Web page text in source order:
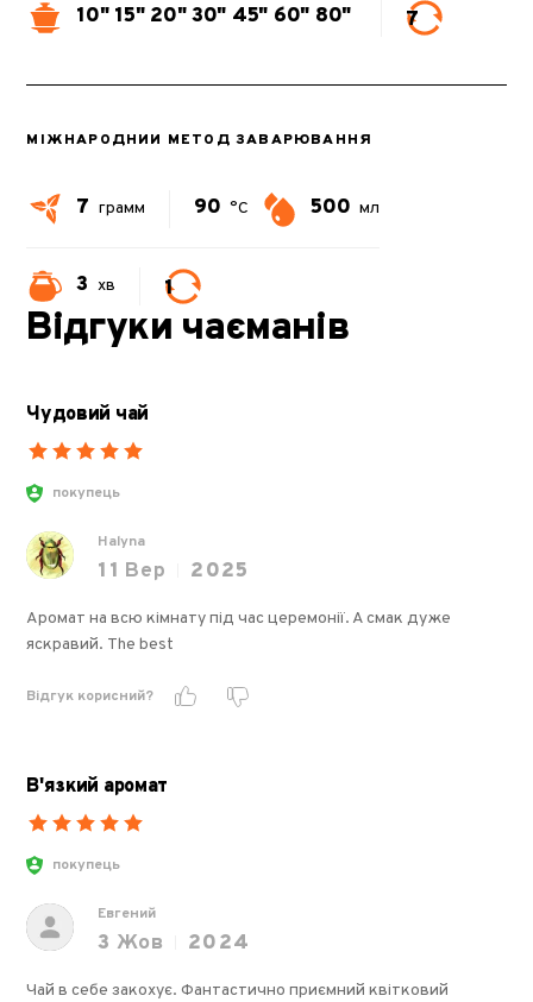
10" 15" 20" 30" 45" 60" 80" 7
МІЖНАРОДНИЙ МЕТОД ЗАВАРЮВАННЯ
7 грамм 90 °C 500 мл
3 хв 1
Відгуки чаєманів
Чудовий чай
покупець
Halyna
11 Вер 2025
Аромат на всю кімнату під час церемонії. А смак дуже
яскравий. The best
Відгук корисний?
В'язкий аромат
покупець
Евгений
3 Жов 2024
Чай в себе закохує. Фантастично приємний квітковий